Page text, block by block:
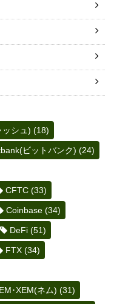
ッシュ) (18)
ビットバンク) (24)
CFTC (33)
Coinbase (34)
DeFi (51)
FTX (34)
･XEM(ネム) (31)